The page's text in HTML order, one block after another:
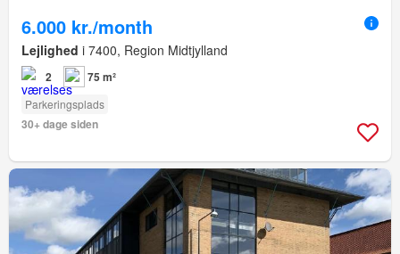
6.000 kr./month
Lejlighed i 7400, Region Midtjylland
2 75 m²
Parkeringsplads
30+ dage siden